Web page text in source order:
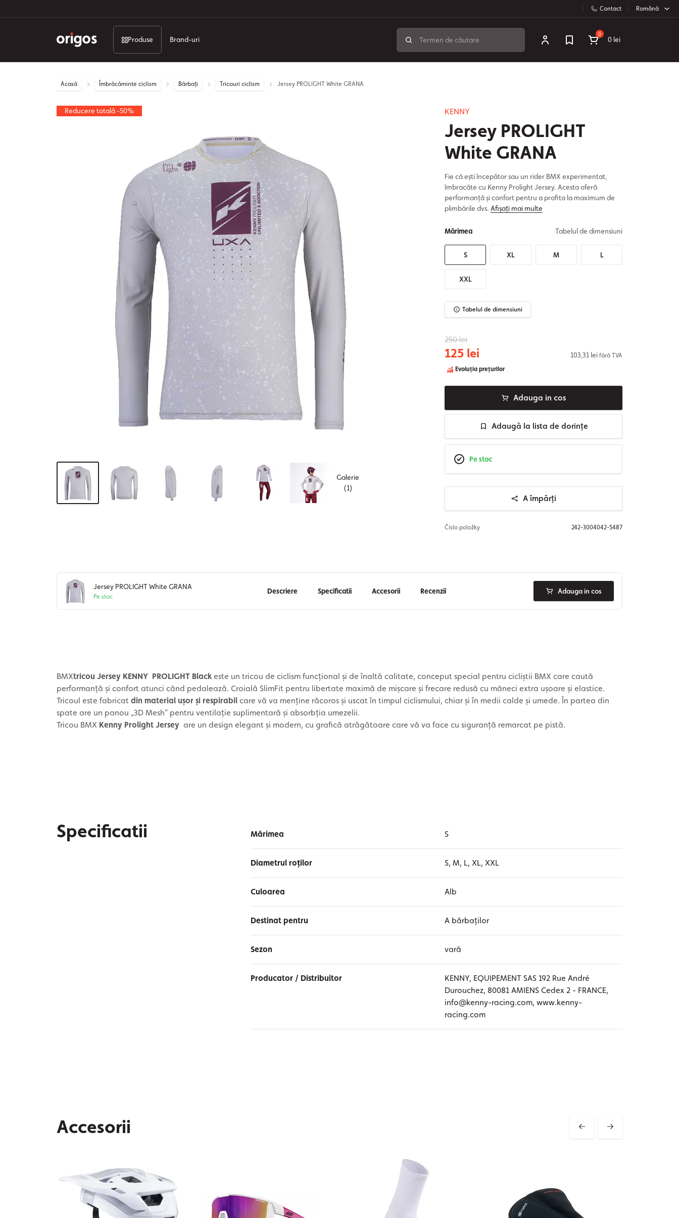
Contact Română
Produse Brand-uri
0
0 lei
Acasă Îmbrăcăminte ciclism Bărbați Tricouri ciclism Jersey PROLIGHT White GRANA
KENNY
Jersey PROLIGHT
White GRANA
Fie că ești începător sau un rider BMX experimentat,
îmbracăte cu Kenny Prolight Jersey. Acesta oferă
performanță și confort pentru a profita la maximum de
plimbările dvs. Afișați mai multe
Galerie
(1)
Reducere totală -50%
Mărimea Tabelul de dimensiuni
S XL M L
XXL
Tabelul de dimensiuni
250 lei
125 lei 103,31 lei fără TVA
Evoluția prețurilor
Adauga in cos
Adaugă la lista de dorințe
Pe stoc
A împărți
Číslo položky 242-3004042-5487
Jersey PROLIGHT White GRANA
Pe stoc
Descriere Specificatii Accesorii Recenzii Adauga in cos
BMXtricou Jersey KENNY PROLIGHT Black este un tricou de ciclism funcțional și de înaltă calitate, conceput special pentru cicliștii BMX care caută
performanță și confort atunci când pedalează. Croială SlimFit pentru libertate maximă de mișcare și frecare redusă cu mâneci extra ușoare și elastice.
Tricoul este fabricat din material ușor și respirabil care vă va menține răcoros și uscat în timpul ciclismului, chiar și în medii calde și umede. În partea din
spate are un panou „3D Mesh” pentru ventilație suplimentară și absorbția umezelii.
Tricou BMX Kenny Prolight Jersey are un design elegant și modern, cu grafică atrăgătoare care vă va face cu siguranță remarcat pe pistă.
Specificatii Mărimea S
Diametrul roților S, M, L, XL, XXL
Culoarea Alb
Destinat pentru A bărbaților
Sezon vară
Producator / Distribuitor
KENNY, EQUIPEMENT SAS 192 Rue André
Durouchez, 80081 AMIENS Cedex 2 - FRANCE,
info@kenny-racing.com, www.kenny-
racing.com
Accesorii